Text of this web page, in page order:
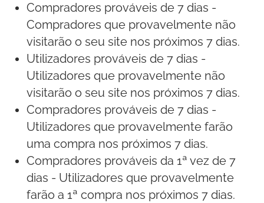
Compradores prováveis de 7 dias -
Compradores que provavelmente não
visitarão o seu site nos próximos 7 dias.
Utilizadores prováveis de 7 dias -
Utilizadores que provavelmente não
visitarão o seu site nos próximos 7 dias.
Compradores prováveis de 7 dias -
Utilizadores que provavelmente farão
uma compra nos próximos 7 dias.
Compradores prováveis da 1ª vez de 7
dias - Utilizadores que provavelmente
farão a 1ª compra nos próximos 7 dias.